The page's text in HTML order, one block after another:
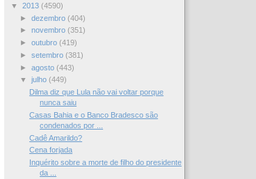
▼ 2013 (4590)
► dezembro (404)
► novembro (351)
► outubro (419)
► setembro (381)
► agosto (443)
▼ julho (449)
Dilma diz que Lula não vai voltar porque
nunca saiu
Casas Bahia e o Banco Bradesco são
condenados por ...
Cadê Amarildo?
Cena forjada
Inquérito sobre a morte de filho do presidente
da ...